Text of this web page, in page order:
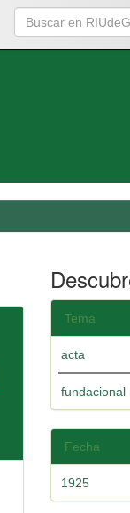
Tema
acta
fundacional
Fecha
1925